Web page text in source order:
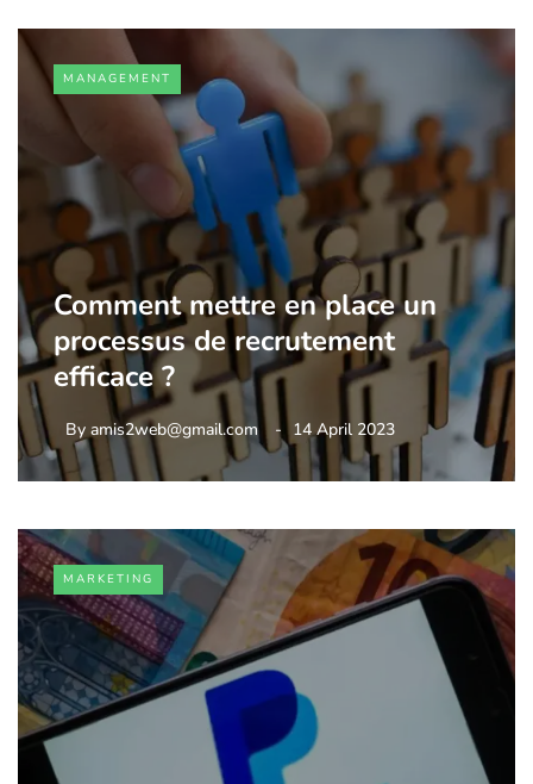
MANAGEMENT
Comment mettre en place un
processus de recrutement
efficace ?
By amis2web@gmail.com 14 April 2023
MARKETING